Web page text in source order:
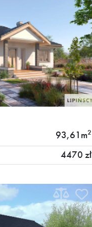
93,61m2
4470 zł